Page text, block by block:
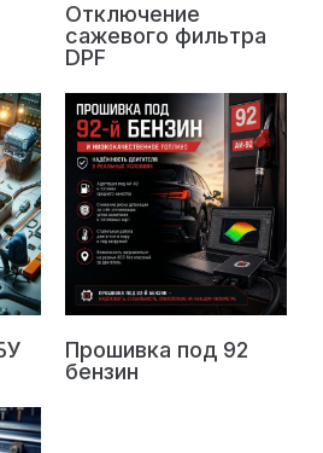
Отключение
сажевого фильтра
DPF
Прошивка под 92
бензин